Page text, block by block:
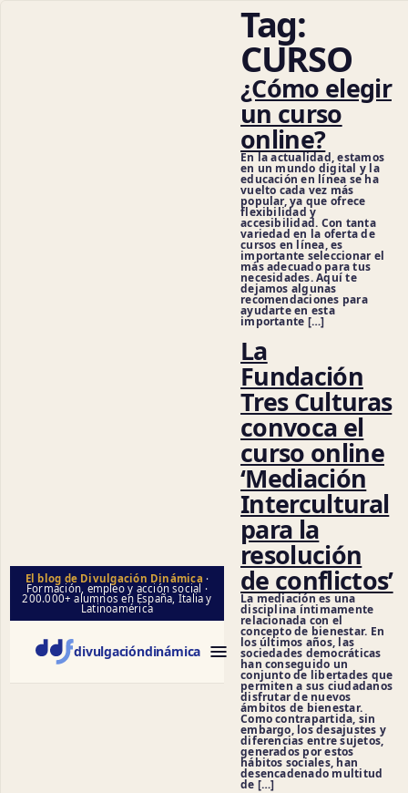
El blog de Divulgación Dinámica ·
Formación, empleo y acción social ·
200.000+ alumnos en España, Italia y
Latinoamérica
divulgacióndinámica
Tag:
CURSO
¿Cómo elegir
un curso
online?
En la actualidad, estamos
en un mundo digital y la
educación en línea se ha
vuelto cada vez más
popular, ya que ofrece
flexibilidad y
accesibilidad. Con tanta
variedad en la oferta de
cursos en línea, es
importante seleccionar el
más adecuado para tus
necesidades. Aquí te
dejamos algunas
recomendaciones para
ayudarte en esta
importante […]
La
Fundación
Tres Culturas
convoca el
curso online
‘Mediación
Intercultural
para la
resolución
de conflictos’
La mediación es una
disciplina íntimamente
relacionada con el
concepto de bienestar. En
los últimos años, las
sociedades democráticas
han conseguido un
conjunto de libertades que
permiten a sus ciudadanos
disfrutar de nuevos
ámbitos de bienestar.
Como contrapartida, sin
embargo, los desajustes y
diferencias entre sujetos,
generados por estos
hábitos sociales, han
desencadenado multitud
de […]